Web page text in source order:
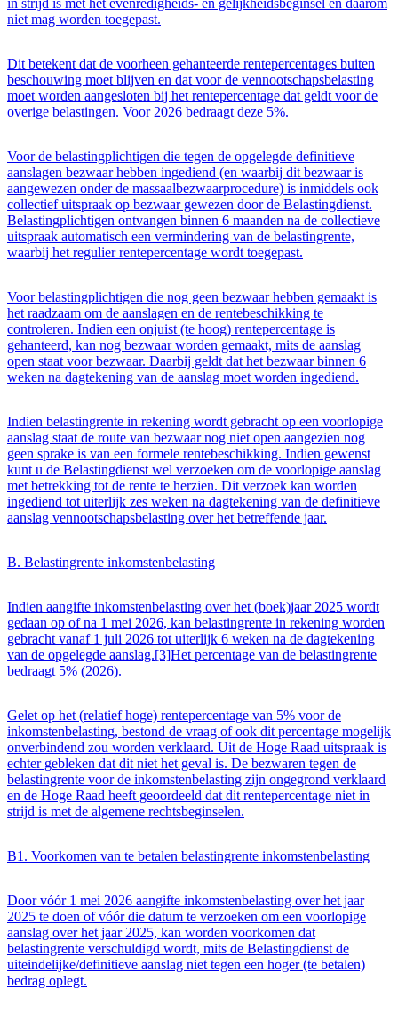
in strijd is met het evenredigheids- en gelijkheidsbeginsel en daarom
niet mag worden toegepast.
Dit betekent dat de voorheen gehanteerde rentepercentages buiten
beschouwing moet blijven en dat voor de vennootschapsbelasting
moet worden aangesloten bij het rentepercentage dat geldt voor de
overige belastingen. Voor 2026 bedraagt deze 5%.
Voor de belastingplichtigen die tegen de opgelegde definitieve
aanslagen bezwaar hebben ingediend (en waarbij dit bezwaar is
aangewezen onder de massaalbezwaarprocedure) is inmiddels ook
collectief uitspraak op bezwaar gewezen door de Belastingdienst.
Belastingplichtigen ontvangen binnen 6 maanden na de collectieve
uitspraak automatisch een vermindering van de belastingrente,
waarbij het regulier rentepercentage wordt toegepast.
Voor belastingplichtigen die nog geen bezwaar hebben gemaakt is
het raadzaam om de aanslagen en de rentebeschikking te
controleren. Indien een onjuist (te hoog) rentepercentage is
gehanteerd, kan nog bezwaar worden gemaakt, mits de aanslag
open staat voor bezwaar. Daarbij geldt dat het bezwaar binnen 6
weken na dagtekening van de aanslag moet worden ingediend.
Indien belastingrente in rekening wordt gebracht op een voorlopige
aanslag staat de route van bezwaar nog niet open aangezien nog
geen sprake is van een formele rentebeschikking. Indien gewenst
kunt u de Belastingdienst wel verzoeken om de voorlopige aanslag
met betrekking tot de rente te herzien. Dit verzoek kan worden
ingediend tot uiterlijk zes weken na dagtekening van de definitieve
aanslag vennootschapsbelasting over het betreffende jaar.
B. Belastingrente inkomstenbelasting
Indien aangifte inkomstenbelasting over het (boek)jaar 2025 wordt
gedaan op of na 1 mei 2026, kan belastingrente in rekening worden
gebracht vanaf 1 juli 2026 tot uiterlijk 6 weken na de dagtekening
van de opgelegde aanslag.[3]Het percentage van de belastingrente
bedraagt 5% (2026).
Gelet op het (relatief hoge) rentepercentage van 5% voor de
inkomstenbelasting, bestond de vraag of ook dit percentage mogelijk
onverbindend zou worden verklaard. Uit de Hoge Raad uitspraak is
echter gebleken dat dit niet het geval is. De bezwaren tegen de
belastingrente voor de inkomstenbelasting zijn ongegrond verklaard
en de Hoge Raad heeft geoordeeld dat dit rentepercentage niet in
strijd is met de algemene rechtsbeginselen.
B1. Voorkomen van te betalen belastingrente inkomstenbelasting
Door vóór 1 mei 2026 aangifte inkomstenbelasting over het jaar
2025 te doen of vóór die datum te verzoeken om een voorlopige
aanslag over het jaar 2025, kan worden voorkomen dat
belastingrente verschuldigd wordt, mits de Belastingdienst de
uiteindelijke/definitieve aanslag niet tegen een hoger (te betalen)
bedrag oplegt.